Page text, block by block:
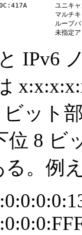
ユニキャ
マルチキ
ループバ
IPv6
ビット
位 8 ビ
。例え